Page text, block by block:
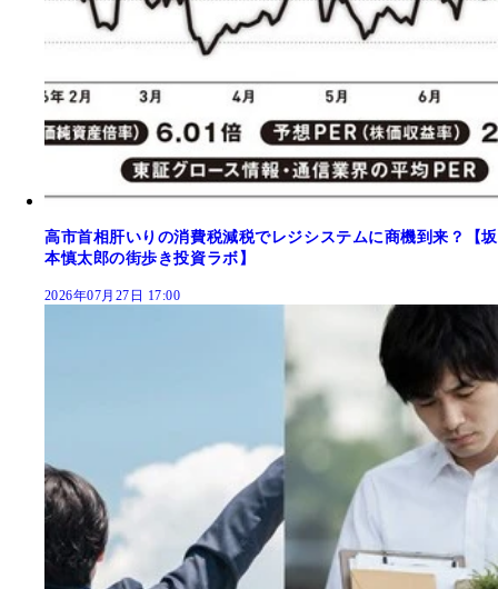
高市首相肝いりの消費税減税でレジシステムに商機到来？【坂
本慎太郎の街歩き投資ラボ】
2026年07月27日 17:00